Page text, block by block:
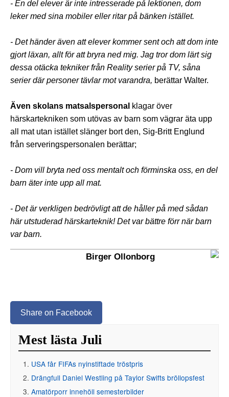
- En del elever är inte intresserade på lektionen, dom
leker med sina mobiler eller ritar på bänken istället.
- Det händer även att elever kommer sent och att dom inte
gjort läxan, allt för att bryra ned mig. Jag tror dom lärt sig
dessa otäcka tekniker från Reality serier på TV, såna
serier där personer tävlar mot varandra, berättar Walter.
Även skolans matsalspersonal klagar över
härskartekniken som utövas av barn som vägrar äta upp
all mat utan istället slänger bort den, Sig-Britt Englund
från serveringspersonalen berättar;
- Dom vill bryta ned oss mentalt och förminska oss, en del
barn äter inte upp all mat.
- Det är verkligen bedrövligt att de håller på med sådan
här utstuderad härskarteknik! Det var bättre förr när barn
var barn.
Birger Ollonborg
Share on Facebook
Mest lästa Juli
USA får FIFAs nyinstiftade tröstpris
Drängfull Daniel Westling på Taylor Swifts bröllopsfest
Amatörporr innehöll semesterbilder